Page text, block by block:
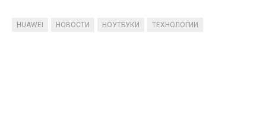
HUAWEI НОВОСТИ НОУТБУКИ ТЕХНОЛОГИИ